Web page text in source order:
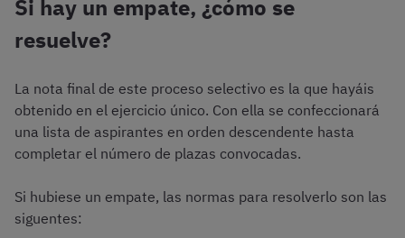
Si hay un empate, ¿cómo se
resuelve?
La nota final de este proceso selectivo es la que hayáis
obtenido en el ejercicio único. Con ella se confeccionará
una lista de aspirantes en orden descendente hasta
completar el número de plazas convocadas.
Si hubiese un empate, las normas para resolverlo son las
siguentes: